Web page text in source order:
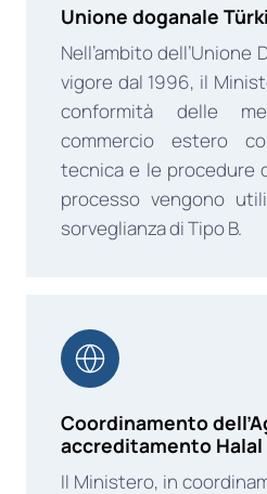
Unione doganale
Nell’ambito dell’Unione
vigore dal 1996, il
conformità delle
commercio estero
tecnica e le procedure
processo vengono
sorveglianza di Tipo B.
Coordinamento
accreditamento Halal
Il Ministero, in